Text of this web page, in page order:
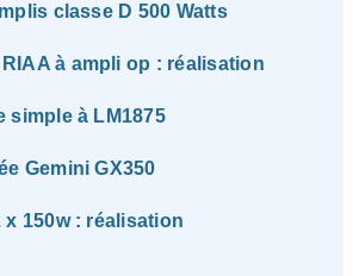
classe D 500 Watts
à ampli op : réalisation
simple à LM1875
Gemini GX350
150w : réalisation